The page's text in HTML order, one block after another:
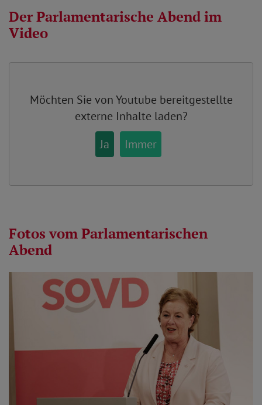
Der Parlamentarische Abend im
Video
Möchten Sie vonYoutube bereitgestellte
externe Inhalte laden?
Ja
Immer
Fotos vom Parlamentarischen
Abend